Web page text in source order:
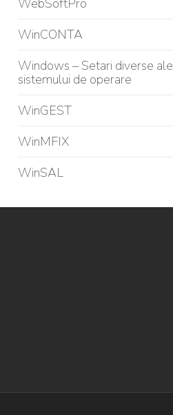
WebSoftPro
WinCONTA
Windows – Setari diverse ale
sistemului de operare
WinGEST
WinMFIX
WinSAL